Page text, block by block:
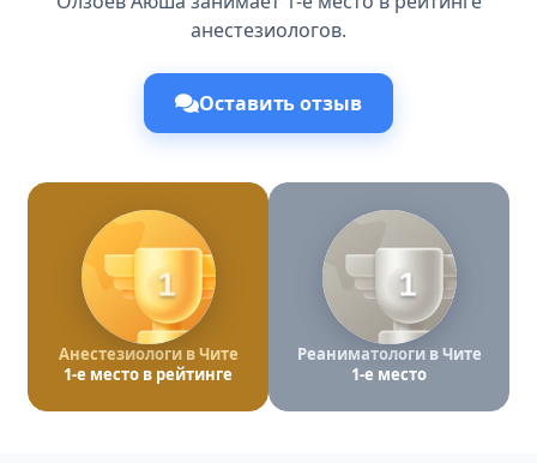
анестезиологов.
Оставить отзыв
1
Анестезиологи в Чите
1-е место в рейтинге
1
Реаниматологи в Чите
1-е место